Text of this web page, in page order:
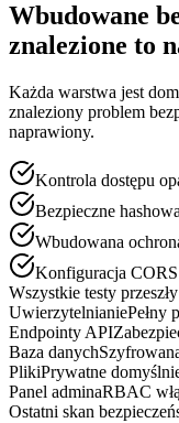
Wbudowane
znalezione to
Każda warstwa jest
znaleziony problem
naprawiony.
Kontrola dostępu
Bezpieczne
Wbudowana
Konfiguracja CORS
Wszystkie testy przeszły
UwierzytelnianiePełny
Endpointy API
Baza danych
PlikiPrywatne
Panel adminaRBAC
Ostatni skan